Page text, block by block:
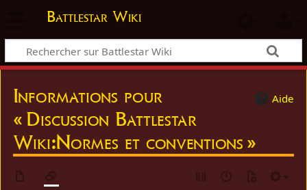
Battlestar Wiki
Aide
Informations pour
« Discussion Battlestar
Wiki:Normes et conventions »